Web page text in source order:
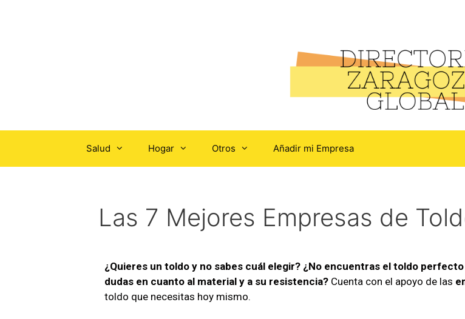
Salud Hogar Otros Añadir mi Empresa
Las 7 Mejores Empresas de
¿Quieres un toldo y no sabes cuál elegir? ¿No encuentras el toldo
dudas en cuanto al material y a su resistencia? Cuenta con el apoyo de las
toldo que necesitas hoy mismo.